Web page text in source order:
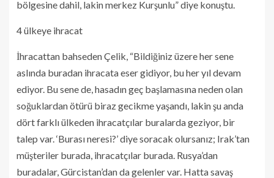
bölgesine dahil, lakin merkez Kurşunlu” diye konuştu.
4 ülkeye ihracat
İhracattan bahseden Çelik, “Bildiğiniz üzere her sene
aslında buradan ihracata eser gidiyor, bu her yıl devam
ediyor. Bu sene de, hasadın geç başlamasına neden olan
soğuklardan ötürü biraz gecikme yaşandı, lakin şu anda
dört farklı ülkeden ihracatçılar buralarda geziyor, bir
talep var. ‘Burası neresi?’ diye soracak olursanız; Irak’tan
müşteriler burada, ihracatçılar burada. Rusya’dan
buradalar, Gürcistan’dan da gelenler var. Hatta savaş